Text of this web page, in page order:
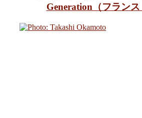
Generation（フランス